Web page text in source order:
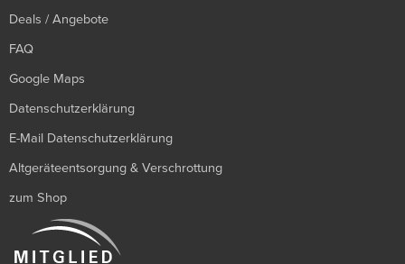
Deals / Angebote
FAQ
Google Maps
Datenschutzerklärung
E-Mail Datenschutzerklärung
Altgeräteentsorgung & Verschrottung
zum Shop